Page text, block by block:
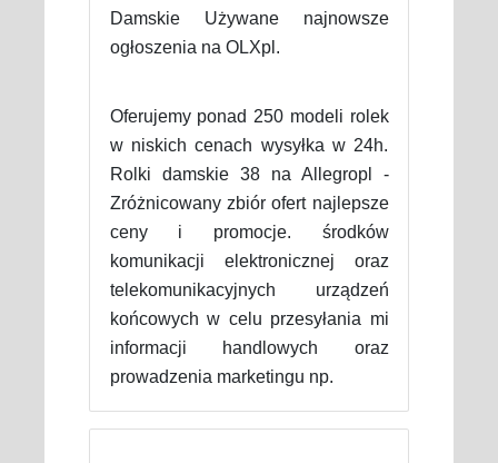
Damskie Używane najnowsze
ogłoszenia na OLXpl.
Oferujemy ponad 250 modeli rolek
w niskich cenach wysyłka w 24h.
Rolki damskie 38 na Allegropl -
Zróżnicowany zbiór ofert najlepsze
ceny i promocje. środków
komunikacji elektronicznej oraz
telekomunikacyjnych urządzeń
końcowych w celu przesyłania mi
informacji handlowych oraz
prowadzenia marketingu np.